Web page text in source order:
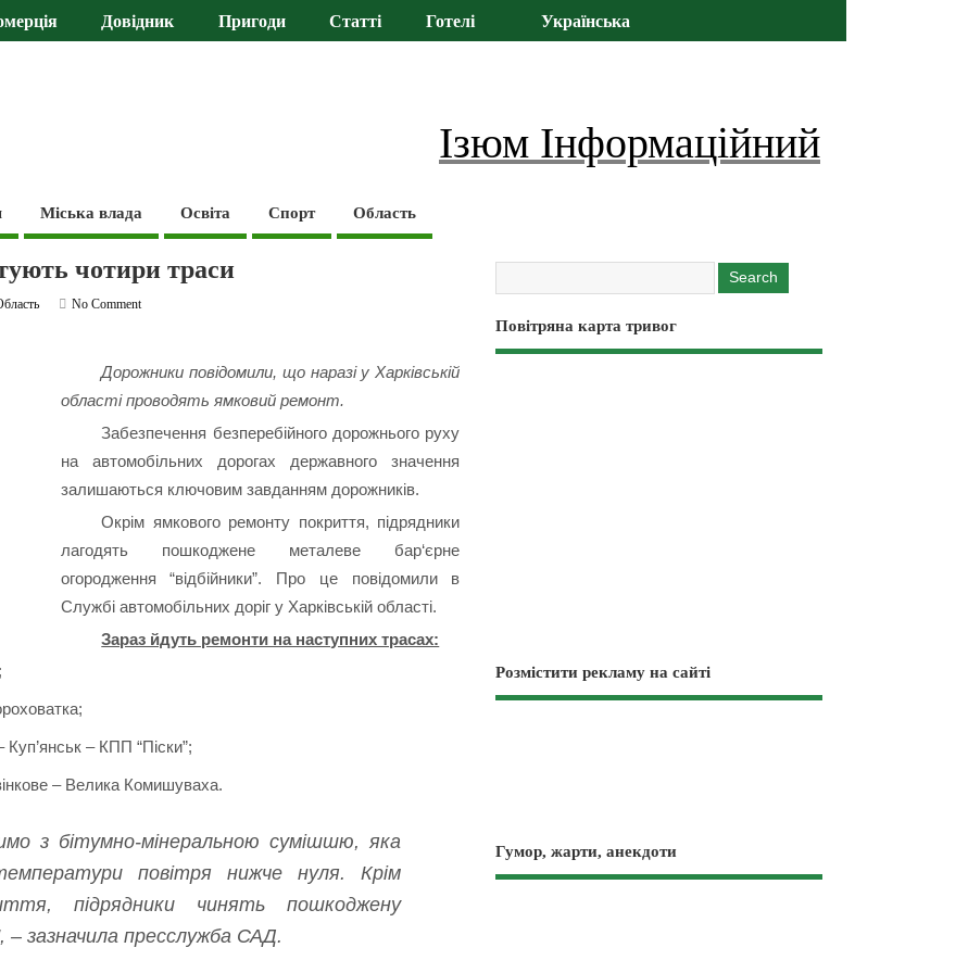
Довідник Пригоди Статті Готелі Українська
Ізюм Інформаційний
Міська влада Освіта Спорт Область
чотири траси
No Comment
Дорожники повідомили, що наразі у Харківській
області проводять ямковий ремонт.
Забезпечення безперебійного дорожнього руху
на автомобільних дорогах державного значення
залишаються ключовим завданням дорожників.
Окрім ямкового ремонту покриття, підрядники
лагодять пошкоджене металеве бар‘єрне
огородження “відбійники”. Про це повідомили в
Службі автомобільних доріг у Харківській області.
Зараз йдуть ремонти на наступних трасах:
– КПП “Піски”;
– Велика Комишуваха.
з бітумно-мінеральною сумішшю, яка
повітря нижче нуля. Крім
підрядники чинять пошкоджену
– зазначила пресслужба САД.
Повітряна карта тривог
Розмістити рекламу на сайті
Гумор, жарти, анекдоти